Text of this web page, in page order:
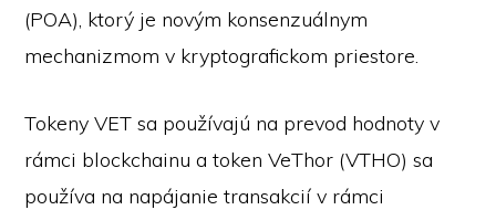
(POA), ktorý je novým konsenzuálnym
mechanizmom v kryptografickom priestore.
Tokeny VET sa používajú na prevod hodnoty v
rámci blockchainu a token VeThor (VTHO) sa
používa na napájanie transakcií v rámci